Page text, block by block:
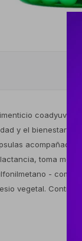
y el bienestar
toma
-
vegetal.